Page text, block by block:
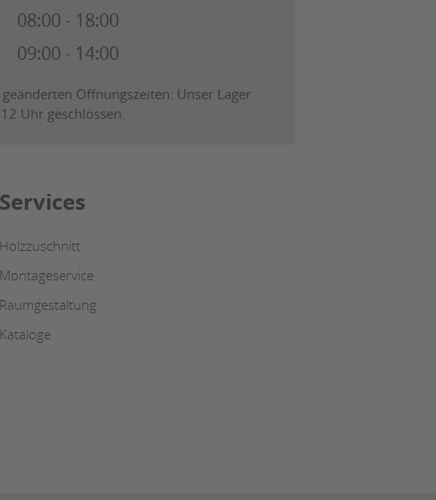
08:00 - 18:00
09:00 - 14:00
Öffnungszeiten: Unser Lager
Uhr geschlossen.
Services
Holzzuschnitt
Montageservice
Raumgestaltung
Kataloge